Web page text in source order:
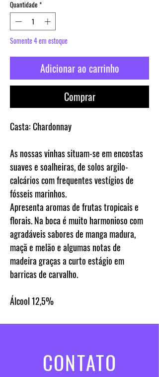
Quantidade *
Somente 4 em estoque
Adicionar ao carrinho
Comprar
Casta:Chardonnay
As nossas vinhas situam-se em encostas
suaves e soalheiras, de solos argilo-
calcários com frequentes vestígios de
fósseis marinhos.
Apresenta aromas de frutas tropicais e
florais. Na boca é muito harmonioso com
agradáveis sabores de manga madura,
maçã e melão e algumas notas de
madeira graças a curto estágio em
barricas de carvalho.
Álcool12,5%
CONTATO